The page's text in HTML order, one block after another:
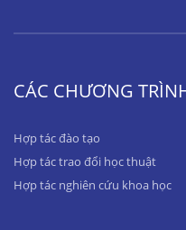
CÁC CHƯƠNG
Hợp tác đào tạo
Hợp tác trao đổi học thuật
Hợp tác nghiên cứu khoa học